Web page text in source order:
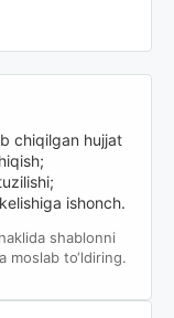
chiqilgan hujjat
ishonch.
shablonni
moslab to‘ldiring.